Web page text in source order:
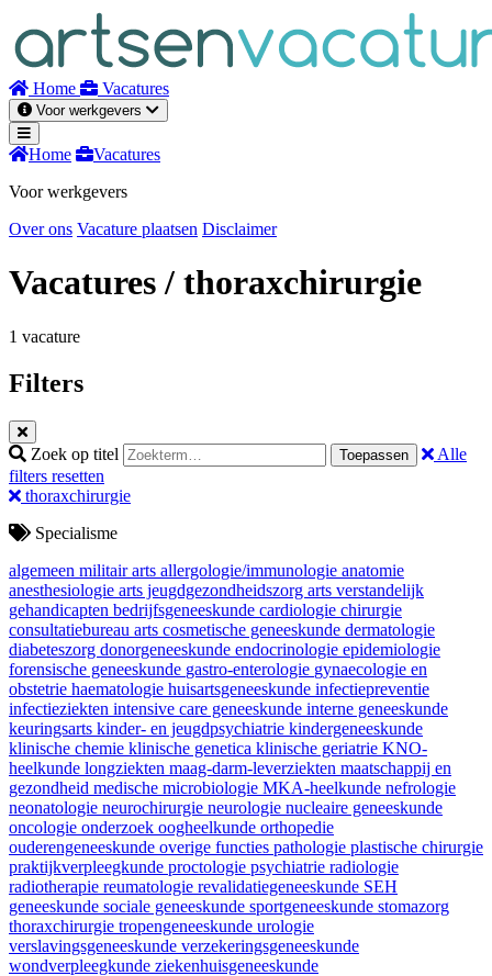
inhoud
Home Vacatures
Voor werkgevers
Home
Vacatures
Voor werkgevers
Over ons Vacature plaatsen Disclaimer
Vacatures/ thoraxchirurgie
1 vacature
Filters
Zoek op titel Toepassen
Alle
filters resetten
thoraxchirurgie
Specialisme
algemeen militair arts allergologie/immunologie anatomie
anesthesiologie arts jeugdgezondheidszorg arts verstandelijk
gehandicapten bedrijfsgeneeskunde cardiologie chirurgie
consultatiebureau arts cosmetische geneeskunde dermatologie
diabeteszorg donorgeneeskunde endocrinologie epidemiologie
forensische geneeskunde gastro-enterologie gynaecologie en
obstetrie haematologie huisartsgeneeskunde infectiepreventie
infectieziekten intensive care geneeskunde interne geneeskunde
keuringsarts kinder- en jeugdpsychiatrie kindergeneeskunde
klinische chemie klinische genetica klinische geriatrie KNO-
heelkunde longziekten maag-darm-leverziekten maatschappij en
gezondheid medische microbiologie MKA-heelkunde nefrologie
neonatologie neurochirurgie neurologie nucleaire geneeskunde
oncologie onderzoek oogheelkunde orthopedie
ouderengeneeskunde overige functies pathologie plastische chirurgie
praktijkverpleegkunde proctologie psychiatrie radiologie
radiotherapie reumatologie revalidatiegeneeskunde SEH
geneeskunde sociale geneeskunde sportgeneeskunde stomazorg
thoraxchirurgie tropengeneeskunde urologie
verslavingsgeneeskunde verzekeringsgeneeskunde
wondverpleegkunde ziekenhuisgeneeskunde